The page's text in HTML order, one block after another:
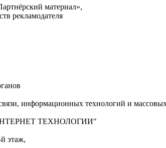
материал»,
рекламодателя
информационных технологий и
"ИНТЕРНЕТ ТЕХНОЛОГИИ"
этаж,